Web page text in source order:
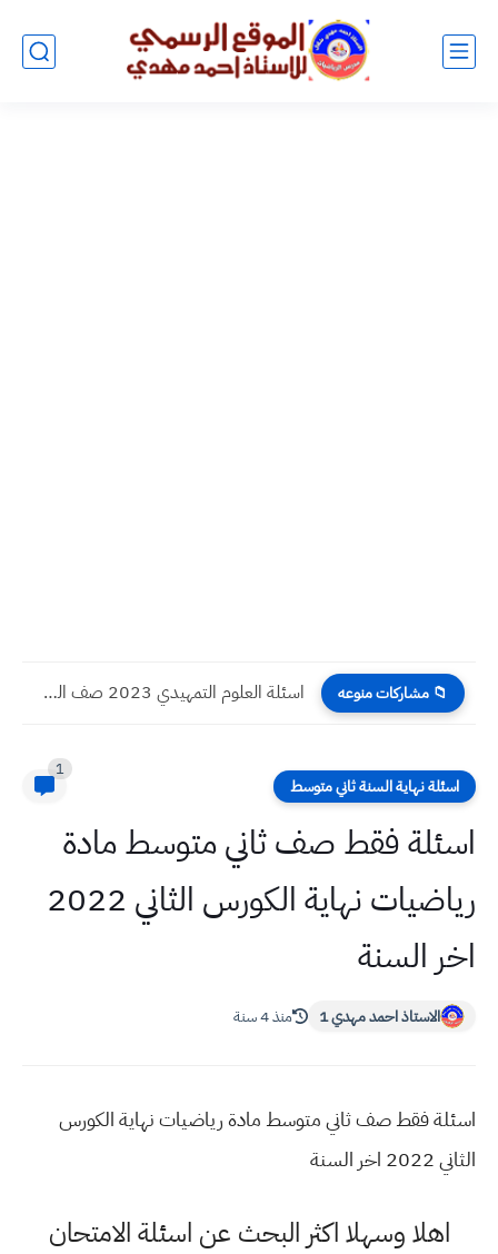
📁 مشاركات منوعه اسئلة العلوم التمهيدي 2023 صف السادس الابتدائي
اسئلة نهاية السنة ثاني متوسط
1
اسئلة فقط صف ثاني متوسط مادة
رياضيات نهاية الكورس الثاني 2022
اخر السنة
الاستاذ احمد مهدي 1 منذ 4 سنة
اسئلة فقط صف ثاني متوسط مادة رياضيات نهاية الكورس
الثاني 2022 اخر السنة
اهلا وسهلا اكثر البحث عن اسئلة الامتحان